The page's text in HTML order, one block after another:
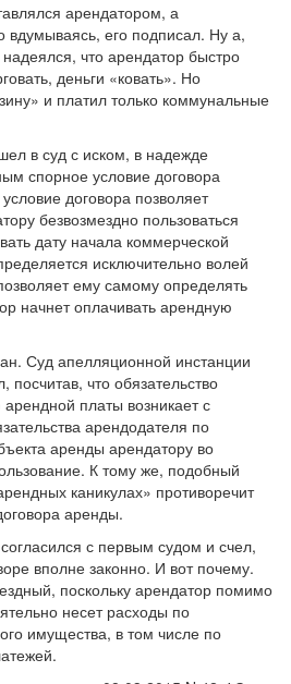
арендатором, а
вдумываясь, его подписал. Ну а,
что арендатор быстро
деньги «ковать». Но
и платил только коммунальные
в суд с иском, в надежде
спорное условие договора
договора позволяет
безвозмездно пользоваться
дату начала коммерческой
исключительно волей
ему самому определять
начнет оплачивать арендную
Суд апелляционной инстанции
что обязательство
платы возникает с
арендодателя по
аренды арендатору во
К тому же, подобный
каникулах» противоречит
аренды.
с первым судом и счел,
вполне законно. И вот почему.
поскольку арендатор помимо
несет расходы по
имущества, в том числе по